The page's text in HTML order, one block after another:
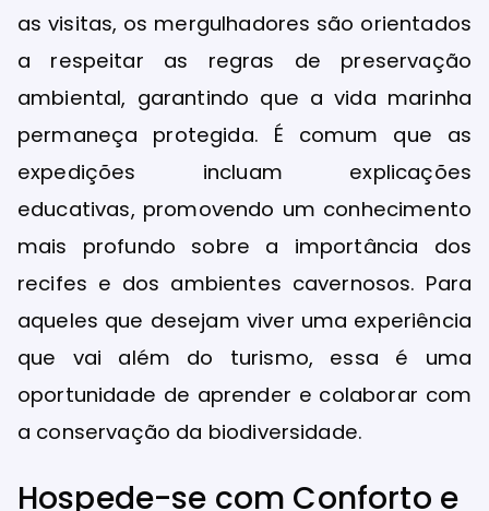
as visitas, os mergulhadores são orientados
a respeitar as regras de preservação
ambiental, garantindo que a vida marinha
permaneça protegida. É comum que as
expedições incluam explicações
educativas, promovendo um conhecimento
mais profundo sobre a importância dos
recifes e dos ambientes cavernosos. Para
aqueles que desejam viver uma experiência
que vai além do turismo, essa é uma
oportunidade de aprender e colaborar com
a conservação da biodiversidade.
Hospede-se com Conforto e